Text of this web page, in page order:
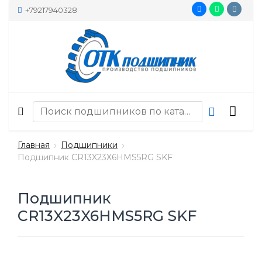
+79217940328
Главная
Подшипники
Подшипник CR13X23X6HMS5RG SKF
Подшипник
CR13X23X6HMS5RG SKF